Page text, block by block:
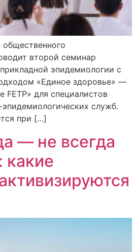
второй семинар
эпидемиологии с
«Единое здоровье» —
FETP» для специалистов
служб.
при […]
— не всегда
какие